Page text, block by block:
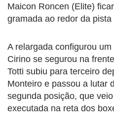
Maicon Roncen (Elite)
gramada ao redor da
A relargada configurou
Cirino se segurou na
Totti subiu para terceiro
Monteiro e passou a lutar
segunda posição, que
executada na reta dos